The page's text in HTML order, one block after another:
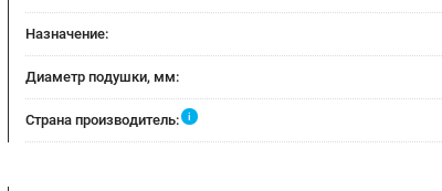
Назначение:
Диаметр подушки, мм:
Страна производитель: i